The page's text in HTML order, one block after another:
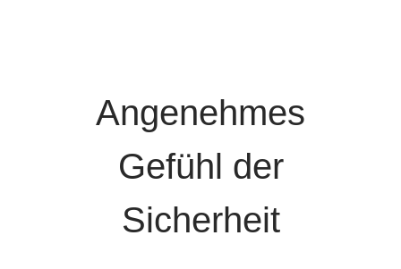
Angenehmes
Gefühl der
Sicherheit